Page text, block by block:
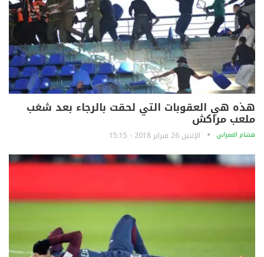
هذه هي العقوبات التي لحقت بالرجاء بعد شغب
ملعب مراكش
هشام العمراني الإثنين 26 فبراير 2018 - 15:15